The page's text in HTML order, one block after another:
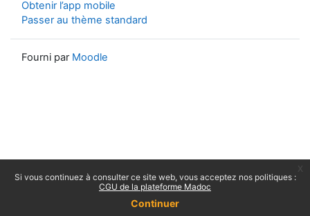
Si vous continuez à consulter ce site web, vous acceptez nos politiques :
CGU de la plateforme Madoc
Continuer
Obtenir l’app mobile
Passer au thème standard
Fourni par Moodle